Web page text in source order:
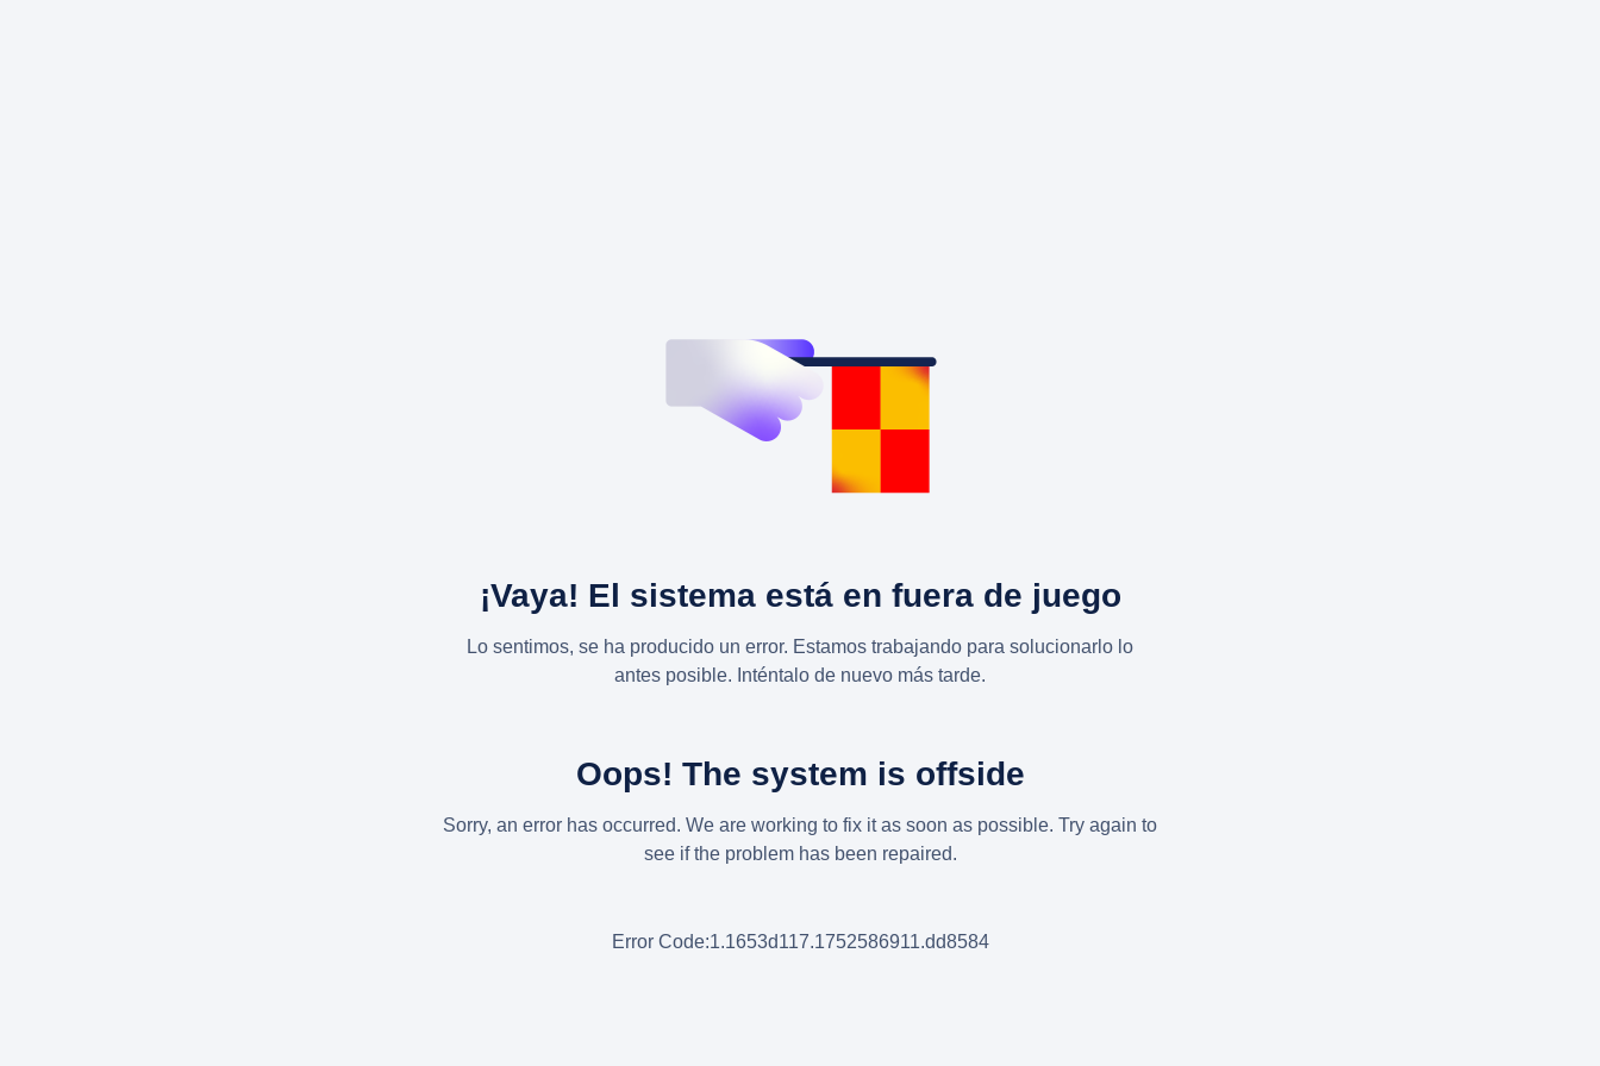
¡Vaya! El sistema está en fuera de juego
Lo sentimos, se ha producido un error. Estamos trabajando para solucionarlo lo
antes posible. Inténtalo de nuevo más tarde.
Oops! The system is offside
Sorry, an error has occurred. We are working to fix it as soon as possible. Try again to
see if the problem has been repaired.
Error Code:1.1653d117.1752586911.dd8584